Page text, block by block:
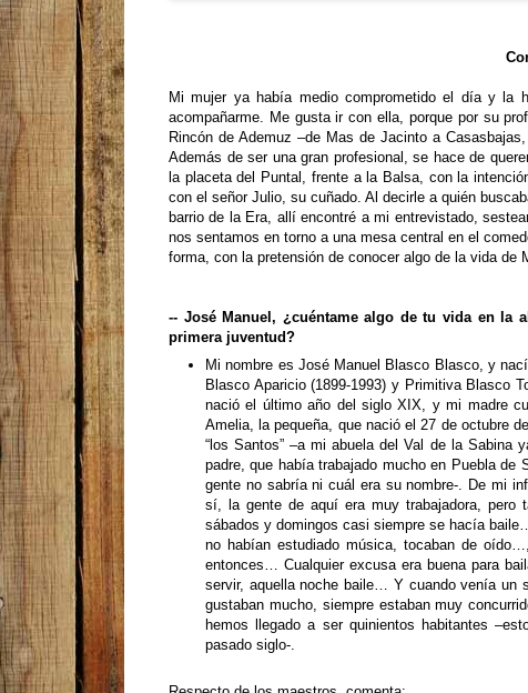
Mi mujer ya había medio comprometido el día y la
acompañarme. Me gusta ir con ella, porque por su
Rincón de Ademuz –de Mas de Jacinto a
Además de ser una gran profesional, se hace de
la placeta del Puntal, frente a la Balsa, con la
con el señor Julio, su cuñado. Al decirle a quién
barrio de la Era, allí encontré a mi entrevistado,
nos sentamos en torno a una mesa central en el
forma, con la pretensión de conocer algo de la vida
-- José Manuel, ¿cuéntame algo de tu vida en la
primera juventud?
Mi nombre es José Manuel Blasco Blasco, y
Blasco Aparicio(1899-1993) y Primitiva Blasco
nació el último año del siglo XIX, y mi madre
Amelia, la pequeña, que nació el 27 de octubre
“los Santos” –a mi abuela del Val de la Sabina
padre, que había trabajado mucho en Puebla de
gente no sabría ni cuál era su nombre-. De mi
sí, la gente de aquí era muy trabajadora, pero
sábados y domingos casi siempre se hacía
no habían estudiado música, tocaban de
entonces… Cualquier excusa era buena para
servir, aquella noche baile… Y cuando venía un
gustaban mucho, siempre estaban muy
hemos llegado a ser quinientos habitantes
pasado siglo-.